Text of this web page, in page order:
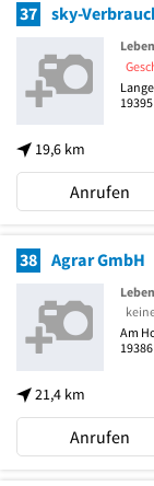
37 sky-
19,6 km
19395
Anrufen
38 Agrar GmbH
21,4 km
Am
19386
Anrufen